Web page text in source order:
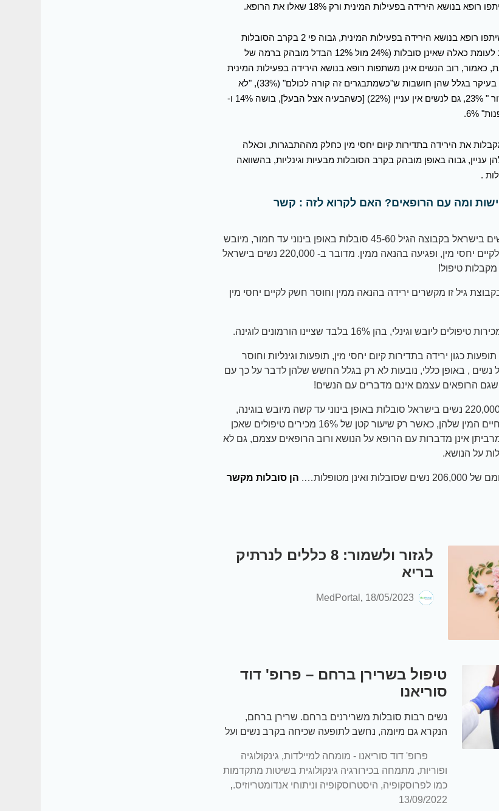
בנושא הירידה בפעילות המינית ורק 18% שאלו את הרופא.
שיעור הנשים ששיתפו רופא בנושא הירידה בפעילות המינית, גבוה פי 2 בקרב הסובלות
מתופעות וגינליות לעומת כאלה שאינן סובלות (24% מול 12% הבדל מובהק ברמה של
זאת, כאמור, רוב הנשים אינן משתפות רופא בנושא הירידה בפעילות המינית
שלהן ושל בן זוגן, בעיקר בגלל שהן חושבות ש"כשמתבגרים זה קורה לכולם" (33%), "לא
נראה שמשהו יעזור " 23%, גם לנשים אין עניין (22%) [כשהבעיה אצל הבעל], בושה 14% ו-
6%.
את הירידה בתדירות קיום יחסי מין כחלק מההתבגרות, וכאלה
עניין, גבוה באופן מובהק בקרב הסובלות מבעיות וגינליות, בהשוואה
.
ומה עם הרופאים? האם לקרוא לזה : קשר
לסיכום, 40% מהנשים בישראל בקבוצה הגיל 45-60 סובלות באופן בינוני עד חמור, מיובש
בוגינה, חוסר חשק לקיים יחסי מין, ופגיעה בהנאה ממין. מדובר ב- 220,000 נשים בישראל
גיל זו מקשרים ירידה בהנאה ממין וחוסר חשק לקיים יחסי מין
וגינלי, בהן 16% בלבד שציינו הורמונים לוגינה.
כגון ירידה בתדירות קיום יחסי מין, תופעות וגינליות וחוסר
נשים , באופן כללי, נובעות לא רק בגלל החשש שלהן לדבר על כך עם
שגם הרופאים עצמם אינם מדברים עם הנשים!
בישראל 2010 , כ- 220,000 נשים בישראל סובלות באופן בינוני עד קשה מיובש בוגינה,
המשפיע על איכות חיים המין שלהן, כאשר רק שיעור קטן של 16% מכירים טיפולים שאכן
אינן מדברות עם הרופא על הנושא ורוב הרופאים עצמם, גם לא
על הנושא.
מטופלות….
הן סובלות מקשר
לגזור ולשמור: 8 כללים לנרתיק
בריא
MedPortal , 18/05/2023
טיפול בשרירן ברחם – פרופ' דוד
סוריאנו
נשים רבות סובלות משרירנים ברחם. שרירן ברחם,
הנקרא גם מיומה, נחשב לתופעה שכיחה בקרב נשים ועל
הפריון…פרופ' דוד סוריאנו - מומחה למיילדות, גינקולוגיה
ופוריות, מתמחה בכירורגיה גינקולוגית בשיטות מתקדמות
כמו לפרוסקופיה, היסטרוסקופיה וניתוחי אנדומטריוזיס.,
13/09/2022